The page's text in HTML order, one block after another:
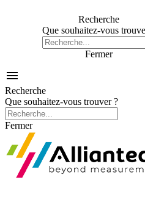
Recherche
Que souhaitez-vous
Fermer

Recherche
Que souhaitez-vous trouver ?
Fermer